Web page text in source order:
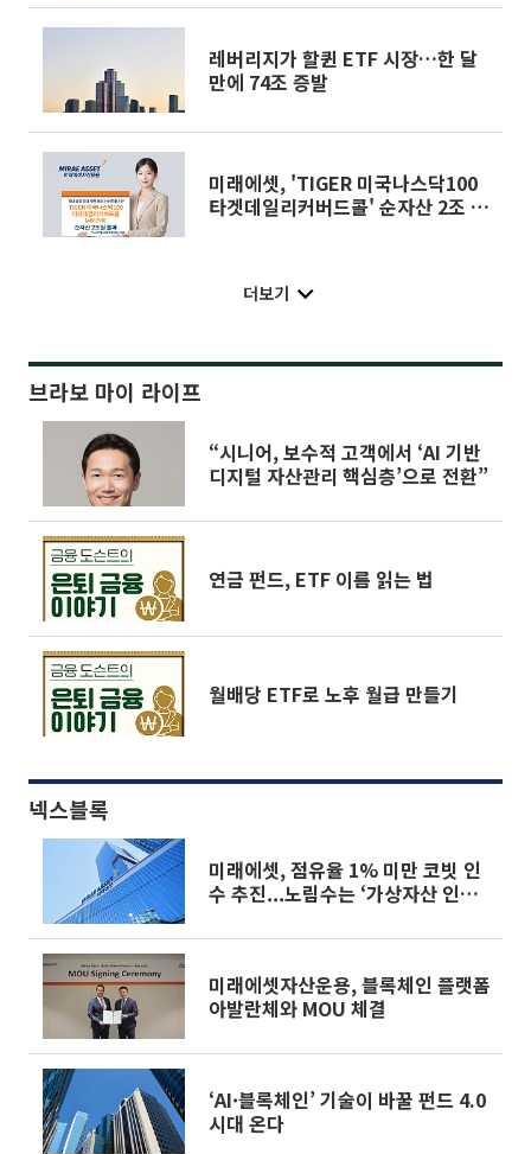
레버리지가 할퀸 ETF 시장…한 달
만에 74조 증발
미래에셋, 'TIGER 미국나스닥100
타겟데일리커버드콜' 순자산 2조 돌
더보기
브라보 마이 라이프
“시니어, 보수적 고객에서 ‘AI 기반
디지털 자산관리 핵심층’으로 전환”
연금 펀드, ETF 이름 읽는 법
월배당 ETF로 노후 월급 만들기
넥스블록
미래에셋, 점유율 1% 미만 코빗 인
수 추진...노림수는 ‘가상자산 인프
미래에셋자산운용, 블록체인 플랫폼
아발란체와 MOU 체결
‘AI·블록체인’ 기술이 바꿀 펀드 4.0
시대 온다